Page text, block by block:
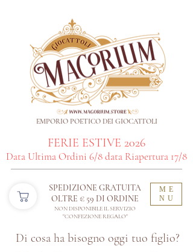
ME
NU
Di cosa ha bisogno oggi tuo figlio?
SPEDIZIONE GRATUITA
OLTRE € 59 DI ORDINE​
NON DISPONIBILE IL SERVIZIO
"CONFEZIONE REGALO"
EMPORIO POETICO DEI GIOCATTOLI
FERIE ESTIVE 2026
Data Ultima Ordini 6/8 data Riapertura 17/8